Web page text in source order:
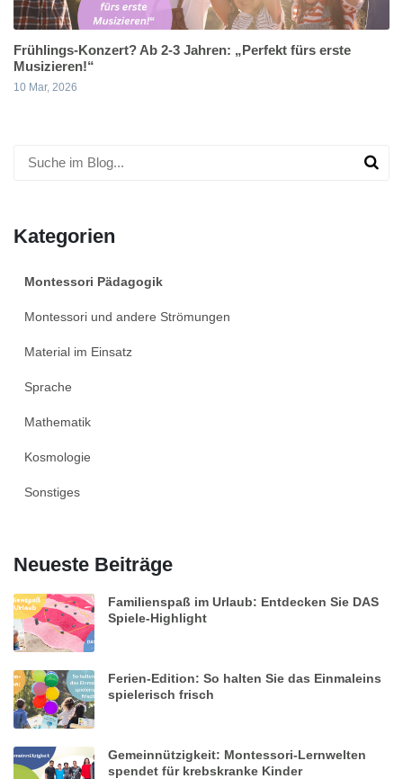
Frühlings-Konzert? Ab 2-3 Jahren: „Perfekt fürs erste
Musizieren!“
10 Mar, 2026
Kategorien
Montessori Pädagogik
Montessori und andere Strömungen
Material im Einsatz
Sprache
Mathematik
Kosmologie
Sonstiges
Neueste Beiträge
Familienspaß im Urlaub: Entdecken Sie DAS
Spiele-Highlight
Ferien-Edition: So halten Sie das Einmaleins
spielerisch frisch
Gemeinnützigkeit: Montessori-Lernwelten
spendet für krebskranke Kinder